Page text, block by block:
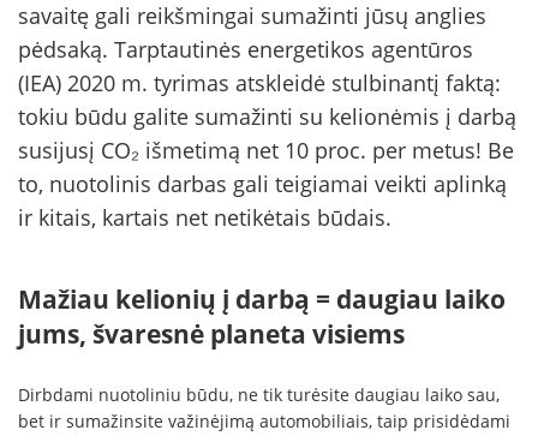
savaitę gali reikšmingai sumažinti jūsų anglies
pėdsaką. Tarptautinės energetikos agentūros
(IEA) 2020 m. tyrimas atskleidė stulbinantį faktą:
tokiu būdu galite sumažinti su kelionėmis į darbą
susijusį CO₂ išmetimą net 10 proc. per metus! Be
to, nuotolinis darbas gali teigiamai veikti aplinką
ir kitais, kartais net netikėtais būdais.
Mažiau kelionių į darbą = daugiau laiko
jums, švaresnė planeta visiems
Dirbdami nuotoliniu būdu, ne tik turėsite daugiau laiko sau,
bet ir sumažinsite važinėjimą automobiliais, taip prisidėdami